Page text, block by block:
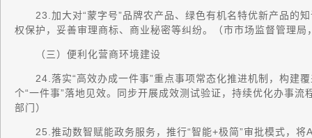
23.加大对“蒙字号”品牌农产品、绿色有机名特优新产品的
权保护，妥善审理商标、商业秘密等纠纷。（市市场监督管理局
（三）便利化营商环境建设
24.落实“高效办成一件事”重点事项常态化推进机制，构建
个“一件事”落地见效。同步开展成效测试验证，持续优化办事
部门）
25.推动数智赋能政务服务，推行“智能+极简”审批模式，将